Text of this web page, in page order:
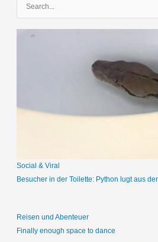
c
c
Social & Viral
Besucher in der Toilette: Python lugt aus
Reisen und Abenteuer
Finally enough space to dance